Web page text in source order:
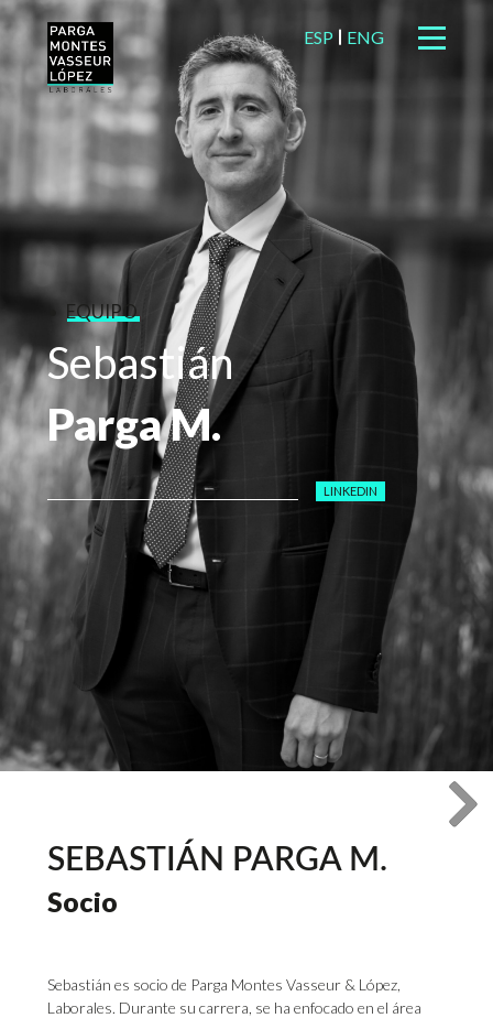
ESP ENG
EQUIPO
Sebastián
PargaM.
LINKEDIN
SEBASTIÁN PARGA M.
Socio
Sebastián es socio de Parga Montes Vasseur & López,
Laborales. Durante su carrera, se ha enfocado en el área